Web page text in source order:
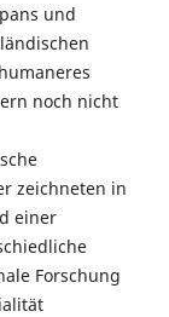
und
noch nicht
zeichneten in
einer
Forschung